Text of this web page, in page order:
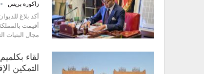
زاكورة بريس
أقيمت
مجال البنيات
لقاء
التمكين